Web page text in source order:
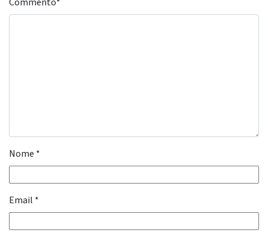
Nome *
Email *